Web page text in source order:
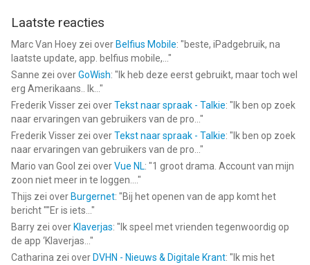
Laatste reacties
Marc Van Hoey zei over Belfius Mobile: "beste, iPadgebruik, na
laatste update, app. belfius mobile,... "
Sanne zei overGoWish: " Ik heb deze eerst gebruikt, maar toch wel
erg Amerikaans.. Ik... "
Frederik Visser zei overTekst naar spraak - Talkie: " Ik ben op zoek
naar ervaringen van gebruikers van de pro... "
Frederik Visser zei overTekst naar spraak - Talkie: " Ik ben op zoek
naar ervaringen van gebruikers van de pro... "
Mario van Gool zei overVue NL: "1 groot drama. Account van mijn
zoon niet meer in te loggen.... "
Thijs zei over Burgernet: "Bij het openen van de app komt het
bericht ""Er is iets... "
Barry zei over Klaverjas: " Ik speel met vrienden tegenwoordig op
de app ‘Klaverjas... "
Catharina zei over DVHN - Nieuws & Digitale Krant: " Ik mis het